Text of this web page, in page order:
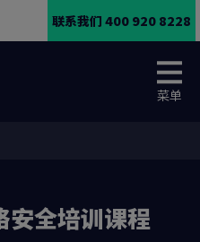
联系我们 400 920 8228
菜单
安全培训课程